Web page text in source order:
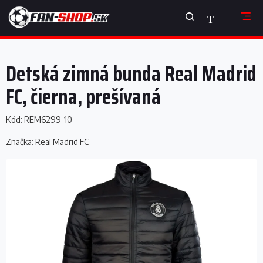
Prejsť
obsah
NÁKUPNÝ
KOŠÍK
Detská zimná bunda Real Madrid
FC, čierna, prešívaná
Kód: REM6299-10
Značka: Real Madrid FC